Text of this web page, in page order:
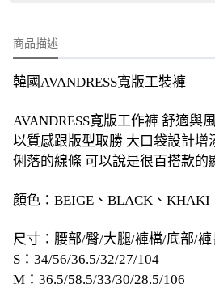
商品描述
韓國AVANDRESS寬版工裝褲
AVANDRESS寬版工作褲 舒適與
以質感跟版型取勝 大口袋設計增
俐落的線條 可以說是很百搭款的
顏色：BEIGE、BLACK、KHAKI
尺寸：腰部/臀/大腿/褲檔/底部/褲
S：34/56/36.5/32/27/104
M：36.5/58.5/33/30/28.5/106